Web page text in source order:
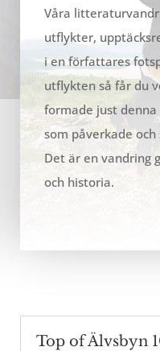
Våra
utflykter,
i en författares
utflykten så får du
formade just
som påverkade
Det är en vandring
och historia.
Top of Älvsbyn